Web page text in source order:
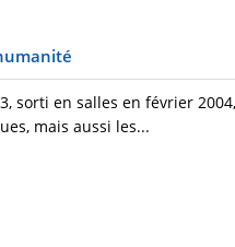
sorti en salles en février
mais aussi les...